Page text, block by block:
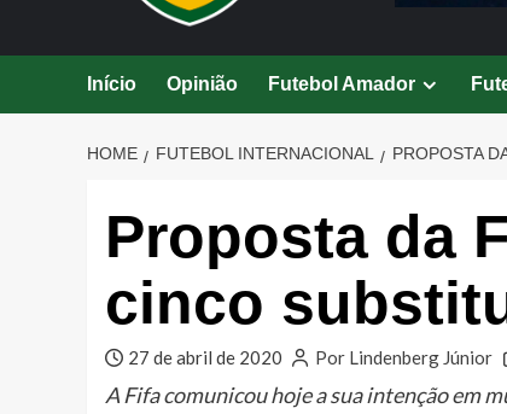
Início Opinião Futebol Amador
HOME FUTEBOL INTERNACIONAL PROPOSTA
Proposta da
cinco
27 de abril de 2020 Por Lindenberg Júnior
A Fifa comunicou hoje a sua intenção em